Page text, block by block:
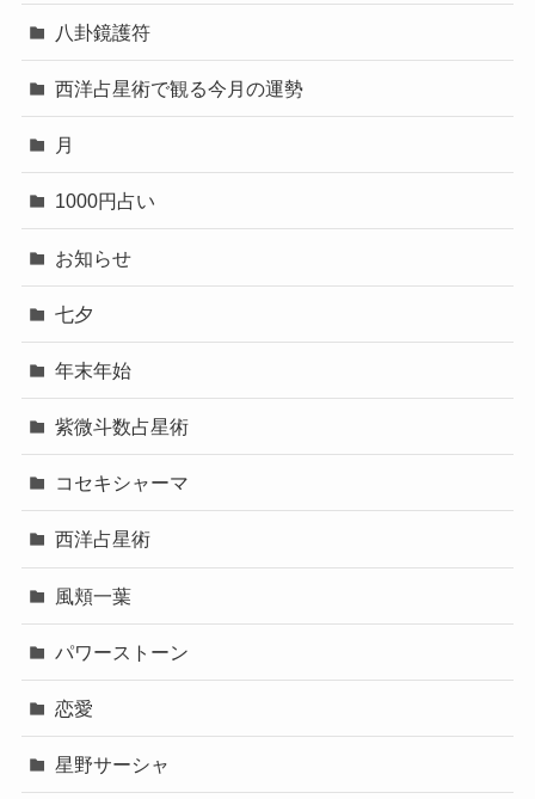
八卦鏡護符
西洋占星術で観る今月の運勢
月
1000円占い
お知らせ
七夕
年末年始
紫微斗数占星術
コセキシャーマ
西洋占星術
風頬一葉
パワーストーン
恋愛
星野サーシャ